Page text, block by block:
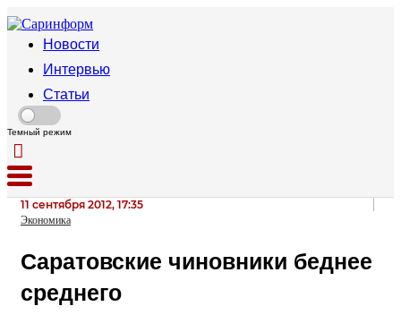
Новости
Интервью
Статьи
Темный режим
11 сентября 2012, 17:35
Экономика
Саратовские чиновники беднее
среднего